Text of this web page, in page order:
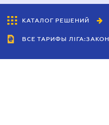
КАТАЛОГ РЕШЕНИЙ
ВСЕ ТАРИФЫ ЛІГА:ЗАКОН